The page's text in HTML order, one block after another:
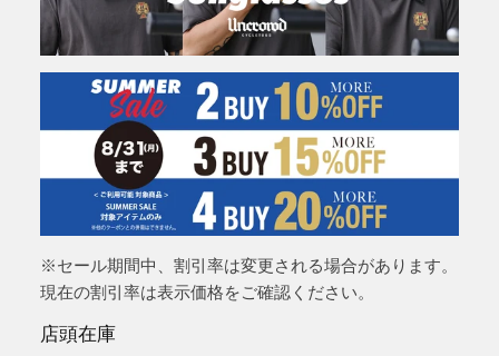
※セール期間中、割引率は変更される場合があります。
現在の割引率は表示価格をご確認ください。
店頭在庫